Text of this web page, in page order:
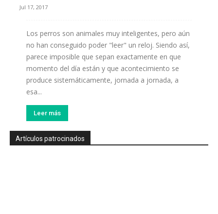
Jul 17, 2017
Los perros son animales muy inteligentes, pero aún
no han conseguido poder "leer" un reloj. Siendo así,
parece imposible que sepan exactamente en que
momento del día están y que acontecimiento se
produce sistemáticamente, jornada a jornada, a
esa...
Leer más
Artículos patrocinados